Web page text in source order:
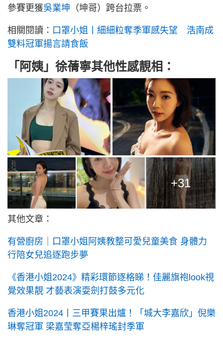
參賽更獲吳業坤 （坤哥）跨台拉票。
相關閱讀： 口罩小姐丨細細粒奪季軍感失望 浩南成
雙料冠軍揚言請食飯
「阿姨」徐蒨寧其他性感靚相：
+31
其他文章：
有營廚房｜口罩小姐阿姨教整可愛兒童美食 身體力
行陪女兒追逐跑步夢
《香港小姐2024》精彩環節逐格睇！佳麗旗袍look視
覺效果靚 才藝表演耍劍打鼓多元化
香港小姐2024丨三甲賽果出爐！「城大李嘉欣」倪樂
琳奪冠軍 梁嘉莹奪亞楊梓瑤封季軍